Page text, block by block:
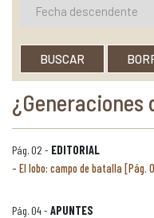
BUSCAR
¿Generaciones
Pág. 02 - EDITORIAL
El lobo: campo de batalla [Pág.
Pág. 04 - APUNTES